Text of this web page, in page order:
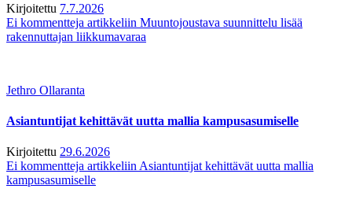
Kirjoitettu 7.7.2026
Ei kommentteja artikkeliin Muuntojoustava suunnittelu lisää
rakennuttajan liikkumavaraa
Jethro Ollaranta
Asiantuntijat kehittävät uutta mallia kampusasumiselle
Kirjoitettu 29.6.2026
Ei kommentteja artikkeliin Asiantuntijat kehittävät uutta mallia
kampusasumiselle